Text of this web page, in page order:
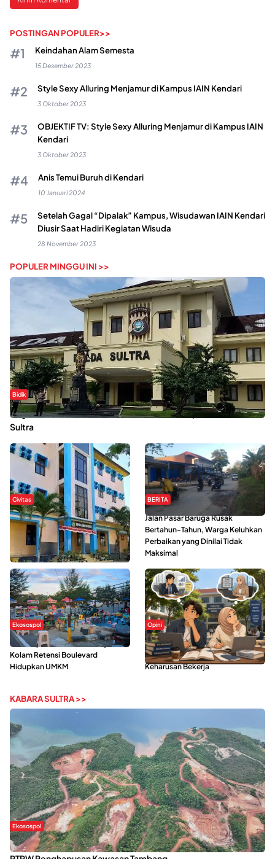
POSTINGAN POPULER>>
Keindahan Alam Semesta
15 Desember 2023
Style Sexy Alluring Menjamur di Kampus IAIN Kendari
3 Oktober 2023
OBJEKTIF TV: Style Sexy Alluring Menjamur di Kampus IAIN
Kendari
3 Oktober 2023
Anis Temui Buruh di Kendari
10 Januari 2024
Setelah Gagal “Dipalak” Kampus, Wisudawan IAIN Kendari
Diusir Saat Hadiri Kegiatan Wisuda
28 November 2023
POPULER MINGGU INI >>
Bidik
Dugaan Kekerasan Seksual di UIN Kendari Dilaporkan ke Polda
Sultra
Civitas
Di Balik Kehidupan Ma’had Al-
Jami’ah UIN Kendari : Mahasiswa
Ceritakan Manfaat dan Tantangan
BERITA
Jalan Pasar Baruga Rusak
Bertahun-Tahun, Warga Keluhkan
Perbaikan yang Dinilai Tidak
Maksimal
Ekosospol
Ramainya Aktivitas Olahraga di
Kolam Retensi Boulevard
Hidupkan UMKM
Opini
Kerasnya Kehidupan Mahasiswa di
Tengah Gempuran Tugas dan
Keharusan Bekerja
KABARA SULTRA >>
Ekosospol
Kabaena Menanti Kepastian Pemulihan Lingkungan Usai Revisi